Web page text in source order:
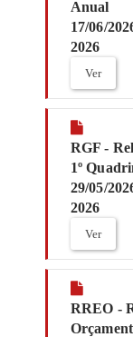
Anual
17/06/
2026
Ver
RGF -
1º
29/05/
2026
Ver
RREO -